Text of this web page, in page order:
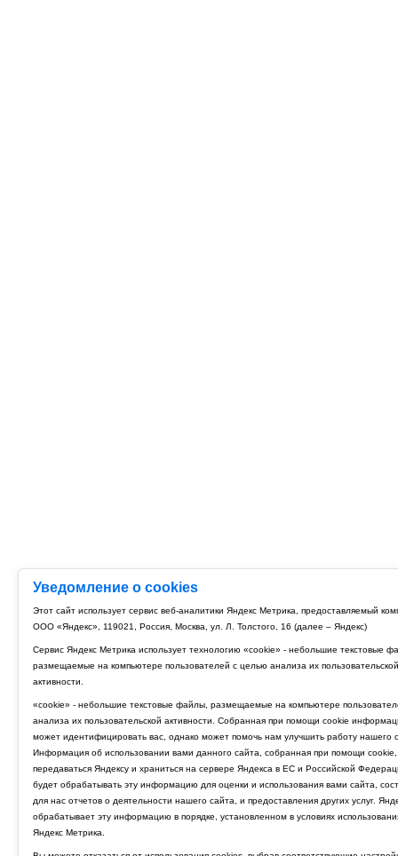
Уведомление о cookies
Этот сайт использует сервис веб-аналитики Яндекс Метрика, предоставляемый
ООО «Яндекс», 119021, Россия, Москва, ул. Л. Толстого, 16 (далее – Яндекс)
Сервис Яндекс Метрика использует технологию «cookie» - небольшие текстовые
размещаемые на компьютере пользователей с целью анализа их пользовательской
активности.
«cookie» - небольшие текстовые файлы, размещаемые на компьютере
анализа их пользовательской активности. Собранная при помощи cookie
может идентифицировать вас, однако может помочь нам улучшить работу нашего
Информация об использовании вами данного сайта, собранная при помощи cookie,
передаваться Яндексу и храниться на сервере Яндекса в ЕС и Российской
будет обрабатывать эту информацию для оценки и использования вами сайта,
для нас отчетов о деятельности нашего сайта, и предоставления других услуг.
обрабатывает эту информацию в порядке, установленном в условиях
Яндекс Метрика.